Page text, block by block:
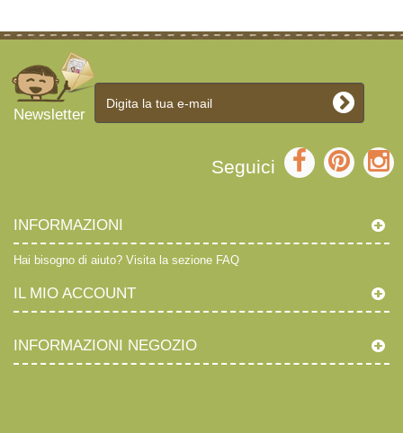
Newsletter
Seguici
INFORMAZIONI
Hai bisogno di aiuto? Visita la sezione FAQ
IL MIO ACCOUNT
INFORMAZIONI NEGOZIO